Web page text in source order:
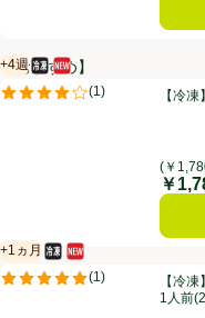
【おすすめ】
【冷凍】駅弁屋祭 牛肉どま
+4週
賞味・消費期限保証：4週間
冷凍食品
新商品
(1)
評価は1件のレビューで5点
【冷
(￥
価格
￥
【冷凍】有田テラス スヌー
+1ヵ月
賞味・消費期限保証：1ヵ
冷凍食品
新商品
(1)
評価は1件のレビューで5点
【冷
1人前